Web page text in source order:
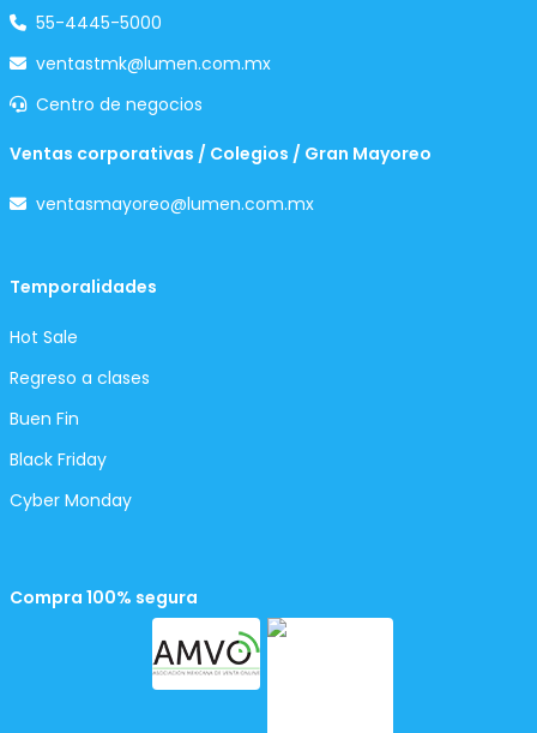
55-4445-5000
ventastmk@lumen.com.mx
Centro de negocios
Ventas corporativas / Colegios / Gran Mayoreo
ventasmayoreo@lumen.com.mx
Temporalidades
Hot Sale
Regreso a clases
Buen Fin
Black Friday
Cyber Monday
Compra 100% segura